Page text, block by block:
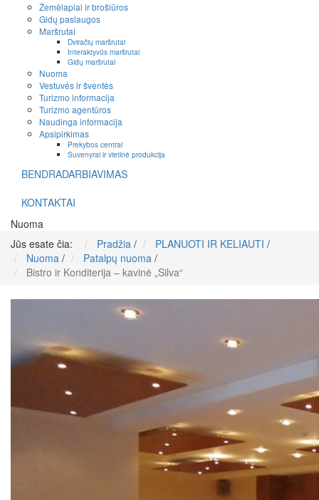
Žemėlapiai ir brošiūros
Gidų paslaugos
Maršrutai
Dviračių maršrutai
Interaktyvūs maršrutai
Gidų maršrutai
Nuoma
Vestuvės ir šventės
Turizmo informacija
Turizmo agentūros
Naudinga informacija
Apsipirkimas
Prekybos centrai
Suvenyrai ir vietinė produkcija
BENDRADARBIAVIMAS
KONTAKTAI
Nuoma
Jūs esate čia:
Pradžia / PLANUOTI IR KELIAUTI /
Nuoma / Patalpų nuoma /
Bistro ir Konditerija – kavinė „Silva“